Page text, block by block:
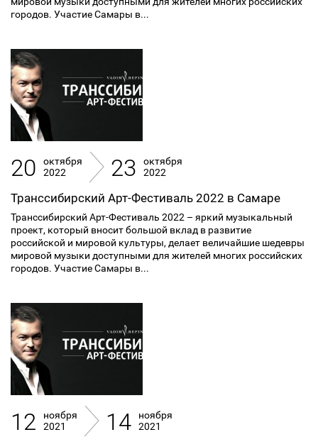
городов. Участие Самары в...
20
октября
2022
23
октября
2022
Транссибирский Арт-Фестиваль 2022 в Самаре
Транссибирский Арт-Фестиваль 2022 – яркий музыкальный
проект, который вносит большой вклад в развитие
российской и мировой культуры, делает величайшие шедевры
мировой музыки доступными для жителей многих российских
городов. Участие Самары в...
12
ноября
2021
14
ноября
2021